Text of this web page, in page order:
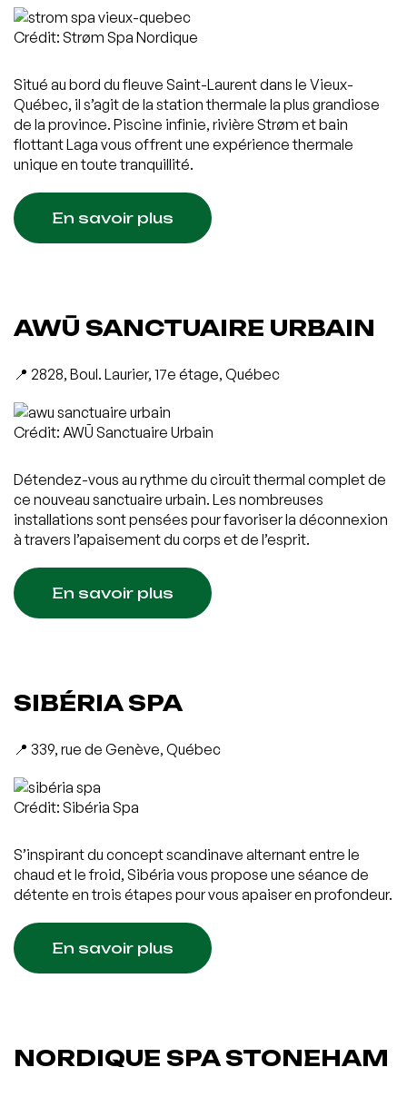
Crédit: Strøm Spa Nordique
Situé au bord du fleuve Saint-Laurent dans le Vieux-
Québec, il s’agit de la station thermale la plus grandiose
de la province. Piscine infinie, rivière Strøm et bain
flottant Laga vous offrent une expérience thermale
unique en toute tranquillité.
En savoir plus
AWŪ SANCTUAIRE URBAIN
📍 2828, Boul. Laurier, 17e étage, Québec
Crédit: AWŪ Sanctuaire Urbain
Détendez-vous au rythme du circuit thermal complet de
ce nouveau sanctuaire urbain. Les nombreuses
installations sont pensées pour favoriser la déconnexion
à travers l’apaisement du corps et de l’esprit.
En savoir plus
SIBÉRIA SPA
📍 339, rue de Genève, Québec
Crédit: Sibéria Spa
S’inspirant du concept scandinave alternant entre le
chaud et le froid, Sibéria vous propose une séance de
détente en trois étapes pour vous apaiser en profondeur.
En savoir plus
NORDIQUE SPA STONEHAM